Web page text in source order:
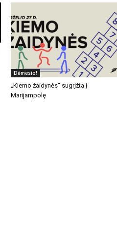
Dėmesio!
„Kiemo žaidynės“ sugrįžta į
Marijampolę